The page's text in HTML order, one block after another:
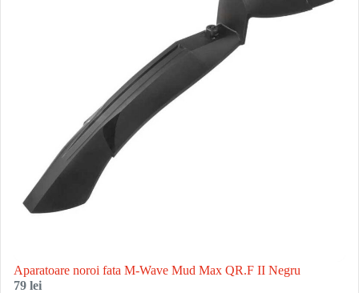
Aparatoare noroi fata M-Wave Mud Max QR.F II Negru
79 lei